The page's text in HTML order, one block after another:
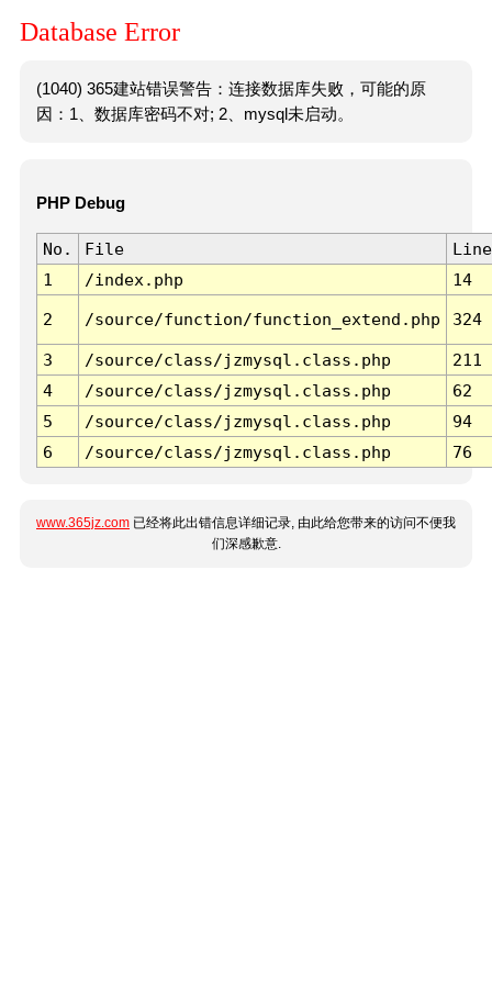
Database Error
(1040) 365建站错误警告：连接数据库失败，可能的原
因：1、数据库密码不对; 2、mysql未启动。
PHP Debug
No. File
Line
1
/index.php 14
2 /source/function/function_extend.php 324
3 /source/class/jzmysql.class.php
211
4
/source/class/jzmysql.class.php
62
5
/source/class/jzmysql.class.php
94
6
/source/class/jzmysql.class.php 76
www.365jz.com 已经将此出错信息详细记录, 由此给您带来的访问不便我
们深感歉意.